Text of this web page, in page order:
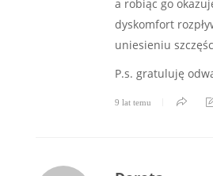
a robiąc go
dyskomfort
uniesieniu
P.s. gratuluję
9 lat temu